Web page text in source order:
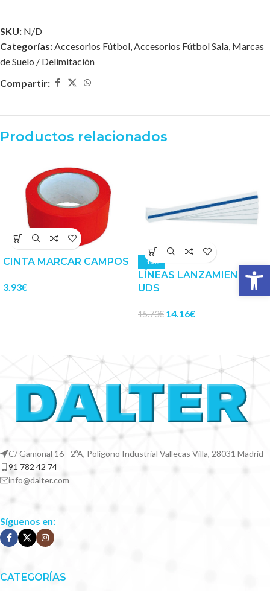
SKU: N/D
Categorías:Accesorios Fútbol,Accesorios Fútbol Sala, Marcas
de Suelo / Delimitación
Compartir:
Productos relacionados
CINTA MARCAR CAMPOS
3.93€
-10%
LÍNEAS LANZAMIENTO 10
UDS
15.73€ 14.16€
C/ Gamonal 16 - 2ºA, Polígono Industrial Vallecas Villa, 28031 Madrid
91 782 42 74
info@dalter.com
Síguenos en:
CATEGORÍAS
Abrir